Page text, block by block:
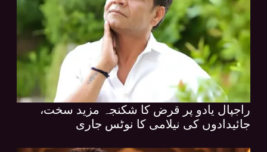
راجپال یادو پر قرض کا شکنجہ مزید سخت،
جائیدادوں کی نیلامی کا نوٹس جاری